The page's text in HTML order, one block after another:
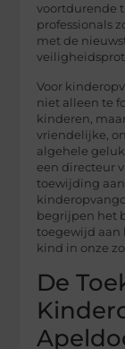
voortdurende
professionals
met de
Voor
niet alleen te
kinderen,
vriendelijke,
algehele
een directeur
toewijding
begrijpen het
toegewijd aan
kind in onze
De